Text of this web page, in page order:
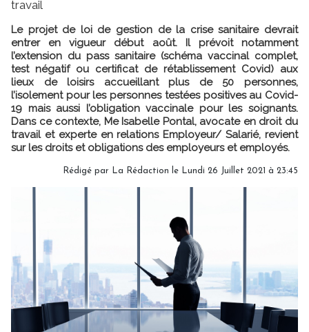
travail
Le projet de loi de gestion de la crise sanitaire devrait
entrer en vigueur début août. Il prévoit notamment
l’extension du pass sanitaire (schéma vaccinal complet,
test négatif ou certificat de rétablissement Covid) aux
lieux de loisirs accueillant plus de 50 personnes,
l’isolement pour les personnes testées positives au Covid-
19 mais aussi l’obligation vaccinale pour les soignants.
Dans ce contexte, Me Isabelle Pontal, avocate en droit du
travail et experte en relations Employeur/ Salarié, revient
sur les droits et obligations des employeurs et employés.
Rédigé par La Rédaction le Lundi 26 Juillet 2021 à 23:45